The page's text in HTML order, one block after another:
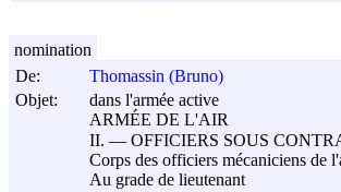
De:
Thomassin (Bruno)
Objet:
dans l'armée active
ARMÉE DE L'AIR
II. ― OFFICIERS SOUS
Corps des officiers mécaniciens de
Au grade de lieutenant
nomination